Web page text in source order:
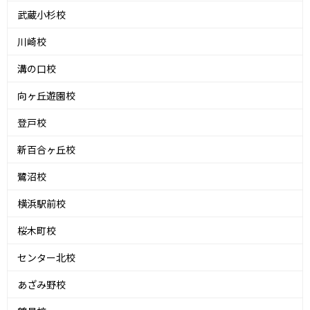
武蔵小杉校
川崎校
溝の口校
向ヶ丘遊園校
登戸校
新百合ヶ丘校
鷺沼校
横浜駅前校
桜木町校
センター北校
あざみ野校